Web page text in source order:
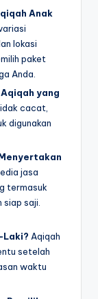
Anak
lokasi
paket
Anda.
yang
cacat,
digunakan
jasa
termasuk
siap saji.
Laki? Aqiqah
setelah
waktu